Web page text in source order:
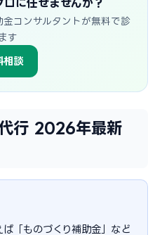
に任せませんか？
コンサルタントが無料で診
す
相談
行 2026年最新
「ものづくり補助金」など